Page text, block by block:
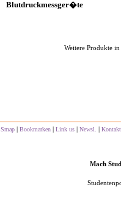
Blutdruckmessger�te
Weitere Produkte
Smap | Bookmarken | Link us | Newsl. | Kontakt
Mach